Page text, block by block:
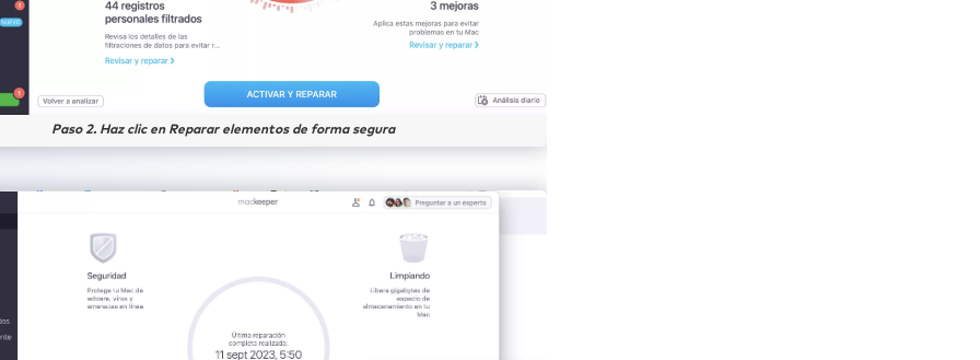
Paso 2. Haz clic en Reparar elementos de forma segura